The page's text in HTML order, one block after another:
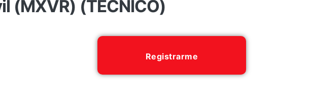
(MXVR) (TÉCNICO)
Registrarme